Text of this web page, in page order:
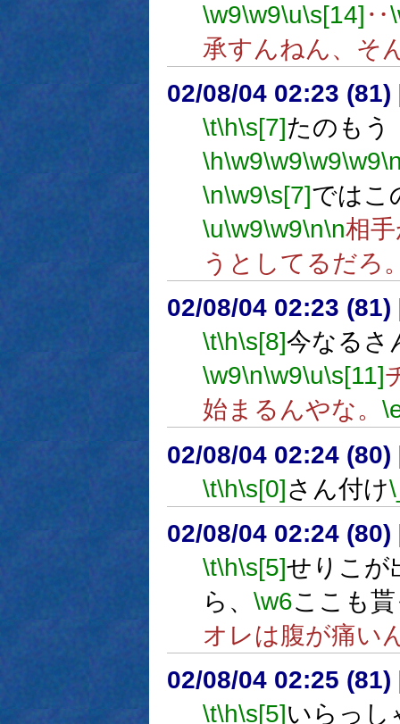
\w9\w9\u\s[14] ‥
承すんねん、そ
02/08/04 02:23 (81)
\t\h\s[7]たのもう
\h\w9\w9\w9\w9
\n\w9\s[7]ではこ
\u\w9\w9\n\n相
うとしてるだろ
02/08/04 02:23 (81)
\t\h\s[8]今なる
\w9\n\w9\u\s[11]
始まるんやな。
02/08/04 02:24 (80)
\t\h\s[0]さん付け
02/08/04 02:24 (80)
\t\h\s[5]せりこが
ら、 \w6ここも
オレは腹が痛い
02/08/04 02:25 (81)
\t\h\s[5]いらっし